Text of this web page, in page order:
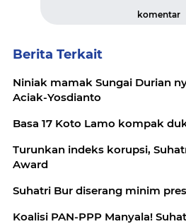
komentar
Berita Terkait
Niniak mamak Sungai Durian
Aciak-Yosdianto
Basa 17 Koto Lamo kompak
Turunkan indeks korupsi,
Award
Suhatri Bur diserang minim
Koalisi PAN-PPP Manyala!